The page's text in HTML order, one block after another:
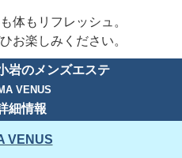
体もリフレッシュ。
お楽しみください。
岩のメンズエステ
VENUS
細情報
VENUS